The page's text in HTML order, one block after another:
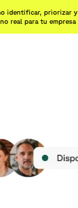
identificar, priorizar y
real para tu empresa